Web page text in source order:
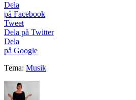
Dela
på Facebook
Tweet
Dela på Twitter
Dela
på Google
Tema: Musik